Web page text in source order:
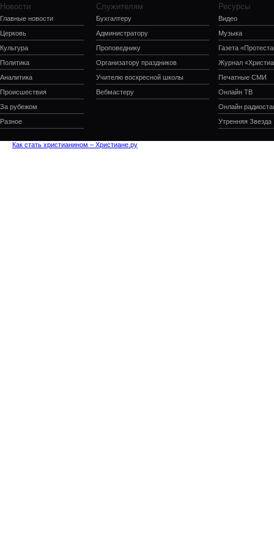
Новости
Главные новости
Церковь
Культура
Политика
Аналитика
Происшествия
За рубежом
Разное
Служителям
Бухгалтеру
Администратору
Проповеднику
Организатору праздников
Учителю воскресной школы
Вебмастеру
Ресурсы
Видео
Музыка
Газета
Журнал
Печатные СМИ
Онлайн ТВ
Онлайн
Утренняя Звезда
Как стать христианином – Христиане.ру